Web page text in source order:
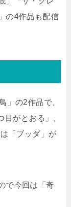
の4作品も配信
」の2作品で、
がとおる」、
「ブッダ」が
で今回は「奇